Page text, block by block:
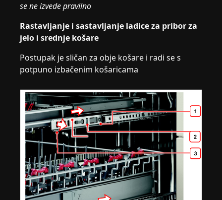
se ne izvede pravilno
Rastavljanje i sastavljanje ladice za pribor za
jelo i srednje košare
Postupak je sličan za obje košare i radi se s
potpuno izbačenim košaricama